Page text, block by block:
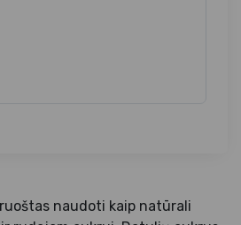
naudoti kaip natūrali